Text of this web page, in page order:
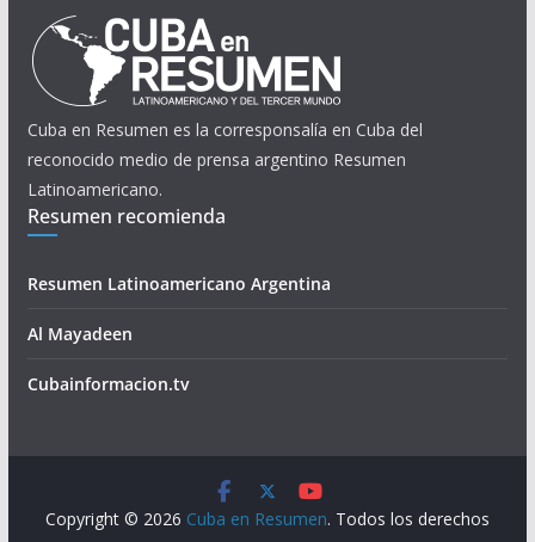
Cuba en Resumen es la corresponsalía en Cuba del
reconocido medio de prensa argentino Resumen
Latinoamericano.
Resumen recomienda
Resumen Latinoamericano Argentina
Al Mayadeen
Cubainformacion.tv
Copyright © 2026 Cuba en Resumen. Todos los derechos